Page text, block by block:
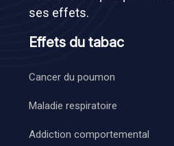
ses effets.
Effets du tabac
Cancer du poumon
Maladie respiratoire
Addiction comportemental